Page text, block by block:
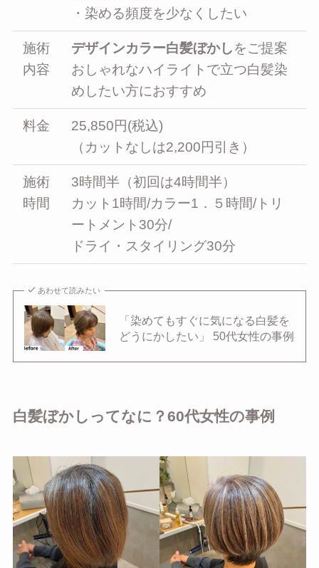
・染める頻度を少なくしたい
施術
内容
デザインカラー白髪ぼかしをご提案
おしゃれなハイライトで立つ白髪染
めしたい方におすすめ
料金
25,850円(税込)
（カットなしは2,200円引き）
施術
時間
3時間半（初回は4時間半）
カット1時間/カラー1．５時間/トリ
ートメント30分/
ドライ・スタイリング30分
あわせて読みたい
「染めてもすぐに気になる白髪を
どうにかしたい」 50代女性の事例
白髪ぼかしってなに？60代女性の事例